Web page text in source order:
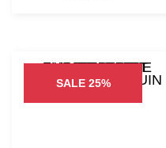
€119,99.
€89,95.
SALE 25%